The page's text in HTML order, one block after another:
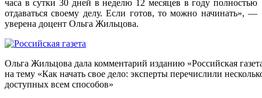
часа в сутки 30 дней в неделю 12 месяцев в году полностью
отдаваться своему делу. Если готов, то можно начинать», —
уверена доцент Ольга Жильцова.
Ольга Жильцова дала комментарий изданию «Российская
на тему «Как начать свое дело: эксперты перечислили
доступных всем способов»